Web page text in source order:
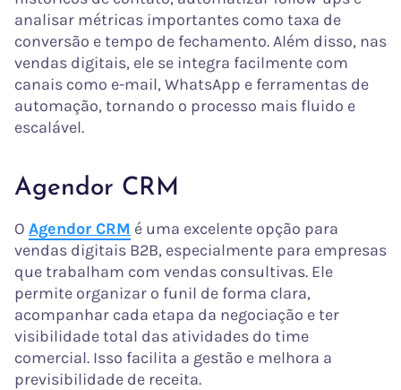
analisar métricas importantes como taxa de
conversão e tempo de fechamento. Além disso, nas
vendas digitais, ele se integra facilmente com
canais como e-mail, WhatsApp e ferramentas de
automação, tornando o processo mais fluido e
escalável.
Agendor CRM
O Agendor CRM é uma excelente opção para
vendas digitais B2B, especialmente para empresas
que trabalham com vendas consultivas. Ele
permite organizar o funil de forma clara,
acompanhar cada etapa da negociação e ter
visibilidade total das atividades do time
comercial. Isso facilita a gestão e melhora a
previsibilidade de receita.